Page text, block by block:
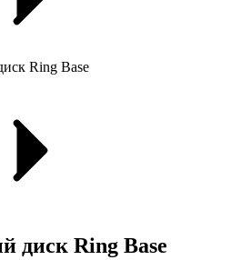
Ring Base
диск Ring Base